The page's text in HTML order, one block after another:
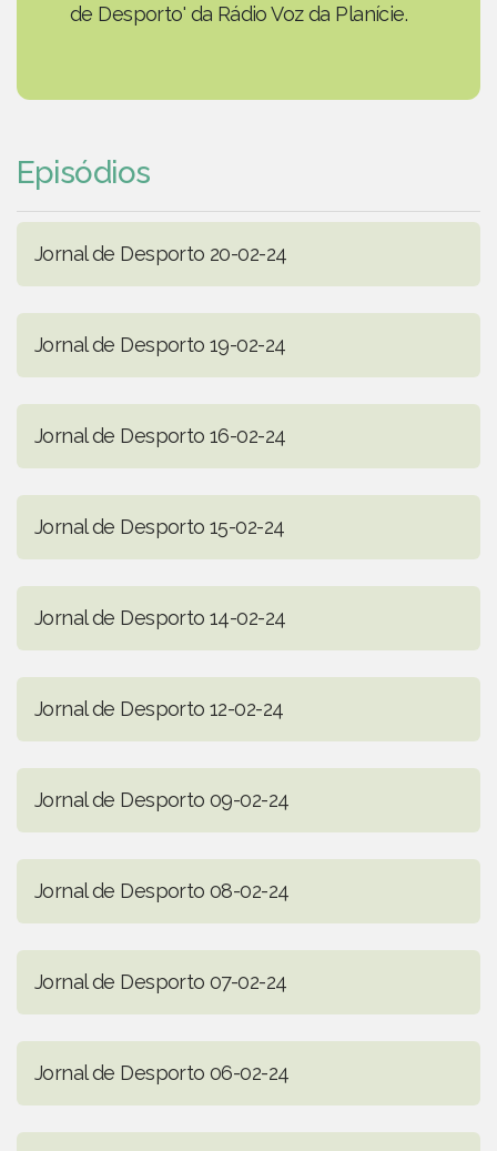
de Desporto' da Rádio Voz da Planície.
Episódios
Jornal de Desporto 20-02-24
Jornal de Desporto 19-02-24
Jornal de Desporto 16-02-24
Jornal de Desporto 15-02-24
Jornal de Desporto 14-02-24
Jornal de Desporto 12-02-24
Jornal de Desporto 09-02-24
Jornal de Desporto 08-02-24
Jornal de Desporto 07-02-24
Jornal de Desporto 06-02-24